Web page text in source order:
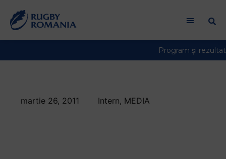
martie 26, 2011 Intern, MEDIA